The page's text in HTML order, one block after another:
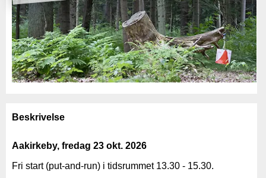
Beskrivelse
Aakirkeby, fredag 23 okt. 2026
Fri start (put-and-run) i tidsrummet 13.30 - 15.30.